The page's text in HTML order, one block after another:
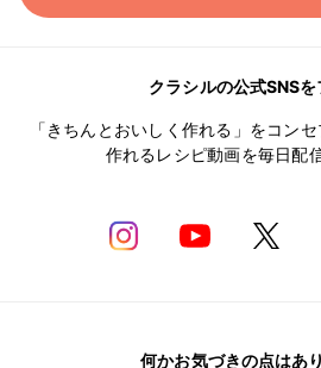
クラシルの公式SNS
「きちんとおいしく作れる」をコン
作れるレシピ動画を毎日配
何かお気づきの点はあ